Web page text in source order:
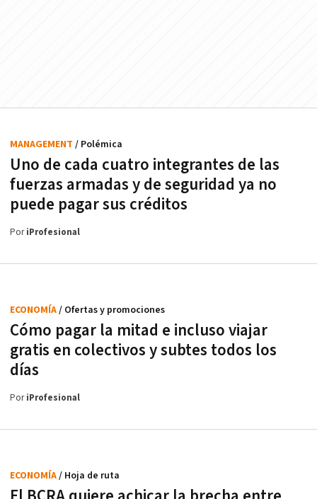
Uno de cada cuatro integrantes de las
fuerzas armadas y de seguridad ya no
puede pagar sus créditos
MANAGEMENT / Polémica
PoriProfesional
Cómo pagar la mitad e incluso viajar
gratis en colectivos y subtes todos los
días
ECONOMÍA/ Ofertas y promociones
PoriProfesional
ECONOMÍA/ Hoja de ruta